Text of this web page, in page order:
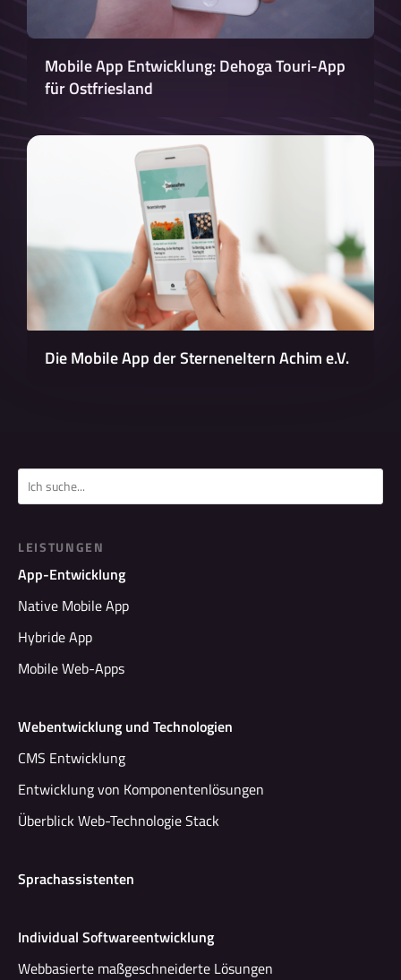
Mobile App Entwicklung: Dehoga Touri-App
für Ostfriesland
Die Mobile App der Sterneneltern Achim e.V.
LEISTUNGEN
App-Entwicklung
Native Mobile App
Hybride App
Mobile Web-Apps
Webentwicklung und Technologien
CMS Entwicklung
Entwicklung von Komponentenlösungen
Überblick Web-Technologie Stack
Sprachassistenten
Individual Softwareentwicklung
Webbasierte maßgeschneiderte Lösungen